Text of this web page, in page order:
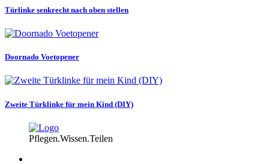
Türlinke senkrecht nach oben stellen
Doornado Voetopener
Zweite Türklinke für mein Kind (DIY)
Pflegen.Wissen.Teilen